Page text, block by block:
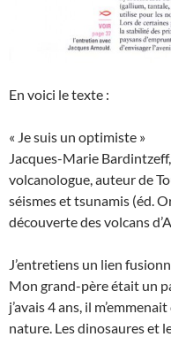
En voici le texte :
« Je suis un optimiste »
Jacques-Marie Bardintzeff,
volcanologue, auteur de
séismes et tsunamis (éd.
découverte des volcans
J’entretiens un lien
Mon grand-père était un
j’avais 4 ans, il
nature. Les dinosaures et